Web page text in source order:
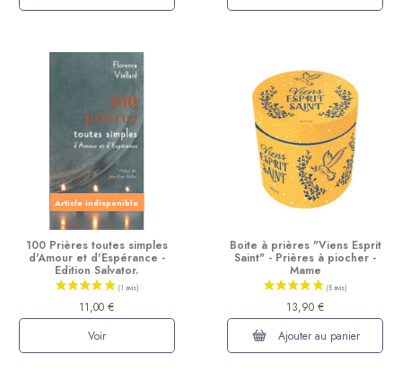
Article indisponible
100 Prières toutes simples
d'Amour et d'Espérance -
Edition Salvator.
11,00 €
Voir
Boite à prières "Viens Esprit
Saint" - Prières à piocher -
Mame
13,90 €
Ajouter au panier